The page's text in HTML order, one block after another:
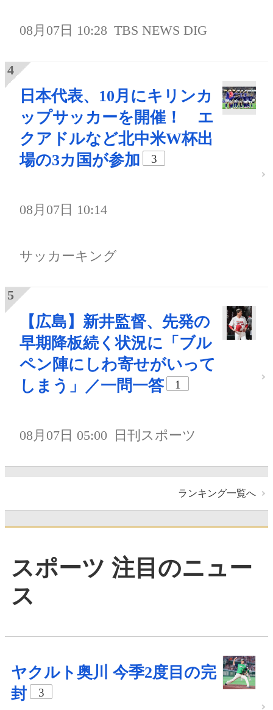
08月07日 10:28 TBS NEWS DIG
日本代表、10月にキリンカ
ップサッカーを開催！ エ
クアドルなど北中米W杯出
場の3カ国が参加
3
08月07日 10:14
サッカーキング
【広島】新井監督、先発の
早期降板続く状況に「ブル
ペン陣にしわ寄せがいって
しまう」／一問一答
1
08月07日 05:00 日刊スポーツ
ランキング一覧へ
スポーツ 注目のニュー
ス
ヤクルト奥川 今季2度目の完
封
3